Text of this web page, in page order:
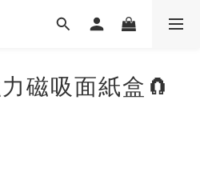
磁吸面紙盒🧲